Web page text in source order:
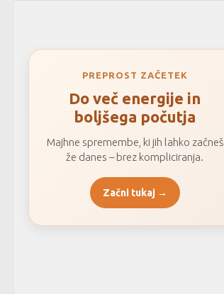
PREPROST ZAČETEK
Do več energije in
boljšega počutja
Majhne spremembe, ki jih lahko začneš
že danes – brez kompliciranja.
Začni tukaj →